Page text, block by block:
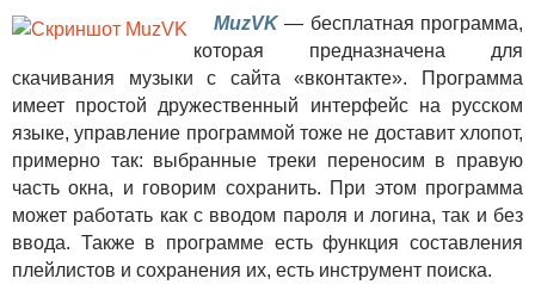
MuzVK— бесплатная программа,
которая предназначена для
скачивания музыки с сайта «вконтакте». Программа
имеет простой дружественный интерфейс на русском
языке, управление программой тоже не доставит хлопот,
примерно так: выбранные треки переносим в правую
часть окна, и говорим сохранить. При этом программа
может работать как с вводом пароля и логина, так и без
ввода. Также в программе есть функция составления
плейлистов и сохранения их, есть инструмент поиска.